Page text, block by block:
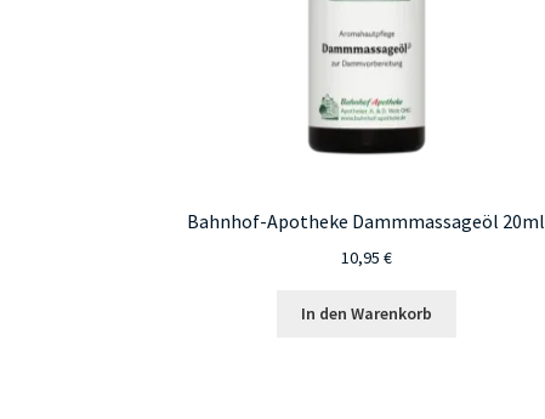
Bahnhof-Apotheke Dammmassageöl 20ml
10,95 €
In den Warenkorb